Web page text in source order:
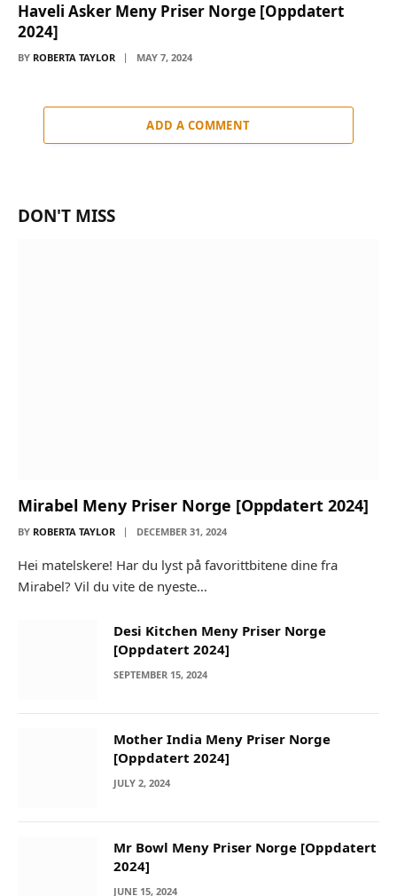
Haveli Asker Meny Priser Norge [Oppdatert
2024]
BY ROBERTA TAYLOR MAY 7, 2024
ADD A COMMENT
DON'T MISS
Mirabel Meny Priser Norge [Oppdatert 2024]
BY ROBERTA TAYLOR DECEMBER 31, 2024
Hei matelskere! Har du lyst på favorittbitene dine fra
Mirabel? Vil du vite de nyeste…
Desi Kitchen Meny Priser Norge
[Oppdatert 2024]
SEPTEMBER 15, 2024
Mother India Meny Priser Norge
[Oppdatert 2024]
JULY 2, 2024
Mr Bowl Meny Priser Norge [Oppdatert
2024]
JUNE 15, 2024